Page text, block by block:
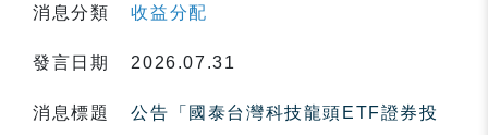
消息分類 收益分配
發言日期 2026.07.31
消息標題
公告「國泰台灣科技龍頭ETF證券投